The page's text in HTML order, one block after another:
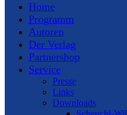
Home
Programm
Autoren
Der Verlag
Partnershop
Service
Presse
Links
Downloads